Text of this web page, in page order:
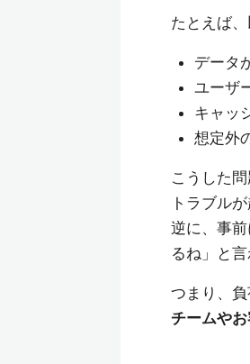
たとえば
データ
ユーザ
キャッ
想定外
こうした
トラブル
逆に、事
るね」と言
つまり、負
チームや